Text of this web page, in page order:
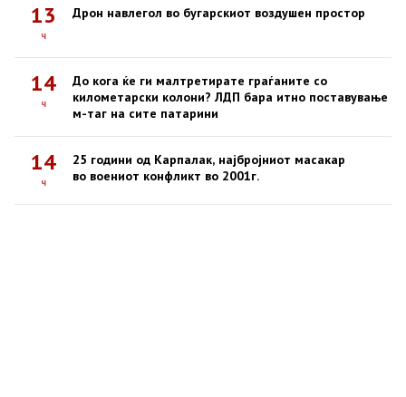
13
ч
Дрон навлегол во бугарскиот воздушен простор
14
ч
До кога ќе ги малтретирате граѓаните со
километарски колони? ЛДП бара итно поставување
м-таг на сите патарини
14
ч
25 години од Карпалак, најбројниот масакар
во воениот конфликт во 2001г.